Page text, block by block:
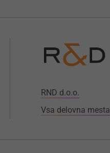
RND d.o.o.
Vsa delovna mesta